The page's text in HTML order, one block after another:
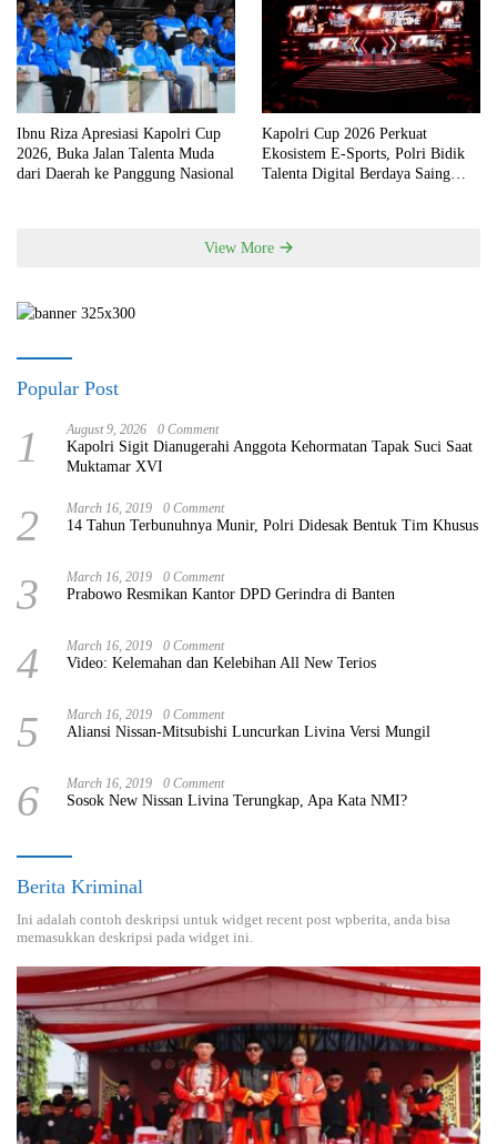
Ibnu Riza Apresiasi Kapolri Cup
2026, Buka Jalan Talenta Muda
dari Daerah ke Panggung Nasional
Kapolri Cup 2026 Perkuat
Ekosistem E-Sports, Polri Bidik
Talenta Digital Berdaya Saing
View More
Popular Post
1 August 9, 2026 0 Comment
Kapolri Sigit Dianugerahi Anggota Kehormatan Tapak Suci Saat
Muktamar XVI
2 March 16, 2019 0 Comment
14 Tahun Terbunuhnya Munir, Polri Didesak Bentuk Tim Khusus
3 March 16, 2019 0 Comment
Prabowo Resmikan Kantor DPD Gerindra di Banten
4 March 16, 2019 0 Comment
Video: Kelemahan dan Kelebihan All New Terios
5 March 16, 2019 0 Comment
Aliansi Nissan-Mitsubishi Luncurkan Livina Versi Mungil
6 March 16, 2019 0 Comment
Sosok New Nissan Livina Terungkap, Apa Kata NMI?
Berita Kriminal
Ini adalah contoh deskripsi untuk widget recent post wpberita, anda bisa
memasukkan deskripsi pada widget ini.